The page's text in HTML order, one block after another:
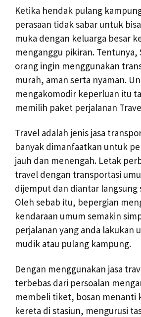
Ketika hendak pulang
perasaan tidak sabar untuk
muka dengan keluarga besar
menganggu pikiran. Tentunya,
orang ingin menggunakan
murah, aman serta nyaman.
mengakomodir keperluan itu
memilih paket perjalanan
Travel adalah jenis jasa
banyak dimanfaatkan untuk
jauh dan menengah. Letak
travel dengan transportasi
dijemput dan diantar langsung
Oleh sebab itu, bepergian
kendaraan umum semakin
perjalanan yang anda lakukan
mudik atau pulang kampung.
Dengan menggunakan jasa
terbebas dari persoalan
membeli tiket, bosan menanti
kereta di stasiun, mengurusi